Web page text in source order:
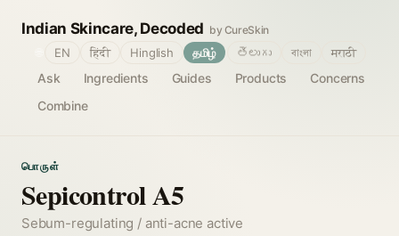
Indian Skincare, Decoded by CureSkin
Ask Ingredients Guides Products
Concerns
Combine
EN हिंदी Hinglish தமிழ் తెలుగు বাংলা मराठी
பொருள்
Sepicontrol A5
Sebum-regulating / anti-acne active